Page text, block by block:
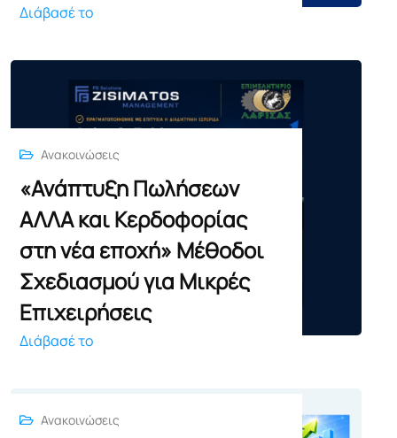
Διάβασέ το
Ανακοινώσεις
«Ανάπτυξη Πωλήσεων
ΑΛΛΑ και Κερδοφορίας
στη νέα εποχή» Μέθοδοι
Σχεδιασμού για Μικρές
Επιχειρήσεις
Διάβασέ το
Ανακοινώσεις